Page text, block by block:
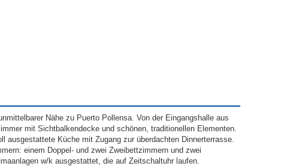
Nähe zu Puerto Pollensa. Von der Eingangshalle aus
mit Sichtbalkendecke und schönen, traditionellen Elementen.
ausgestattete Küche mit Zugang zur überdachten Dinnerterrasse.
einem Doppel- und zwei Zweibettzimmern und zwei
w/k ausgestattet, die auf Zeitschaltuhr laufen.